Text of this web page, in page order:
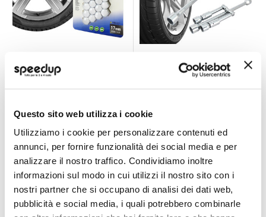
Questo sito web utilizza i cookie
Utilizziamo i cookie per personalizzare contenuti ed
annunci, per fornire funzionalità dei social media e per
analizzare il nostro traffico. Condividiamo inoltre
informazioni sul modo in cui utilizzi il nostro sito con i
nostri partner che si occupano di analisi dei dati web,
pubblicità e social media, i quali potrebbero combinarle
WEKGO
Cromato 17mm
12,85 €
CONSEGNA IN
48H
Pieghevole - WEKGO
Cromato Diam. tubo 16mm
18,80 €
CONSEGNA IN
48H